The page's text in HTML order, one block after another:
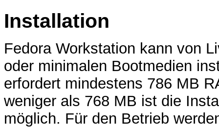
Installation
Fedora Workstation kann von
oder minimalen Bootmedien
erfordert mindestens 786 MB
weniger als 768 MB ist die
möglich. Für den Betrieb